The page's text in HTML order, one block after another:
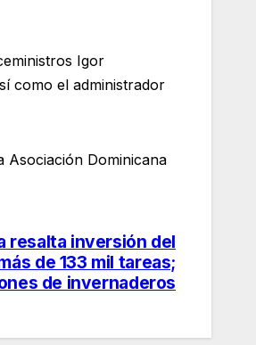
Igor
como el administrador
Asociación Dominicana
resalta inversión del
de 133 mil tareas;
de invernaderos